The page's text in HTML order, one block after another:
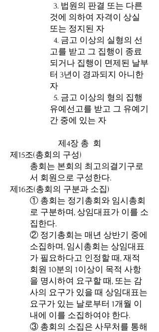
3. 법원의 판결 또는 다른
것에 의하여 자격이 상실
또는 정지된 자
4. 금고 이상의 실형의 선
고를 받고 그 집행이 종료
되거나 집행이 면제된 날부
터 3년이 경과되지 아니한
자
5. 금고 이상의 형의 집행
유예선고를 받고 그 유예기
간 중에 있는 자
제4장 총 회
제15조(총회의 구성)
총회는 본회의 최고의결기구로
서 회원으로 구성한다.
제16조(총회의 구분과 소집)
① 총회는 정기총회와 임시총회
로 구분하며, 상임대표가 이를 소
집한다.
② 정기총회는 매년 상반기 중에
소집하며, 임시총회는 상임대표
가 필요하다고 인정할 때, 재적
회원 10분의 1이상이 목적 사항
을 명시하여 요구할 때, 또는 감
사의 요구가 있을 때 상임대표는
요구가 있는 날로부터 1개월 이
내에 이를 소집하여야 한다.
③ 총회의 소집은 사무처를 통해